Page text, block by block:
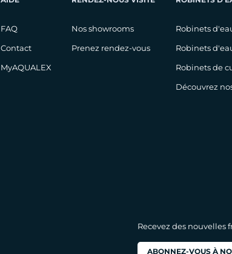
FAQ
Contact
MyAQUALEX
Nos showrooms
Prenez rendez-vous
Robinets
Robinets
Robinets de
Découvrez
Recevez des nouvelles
ABONNEZ-VOUS À